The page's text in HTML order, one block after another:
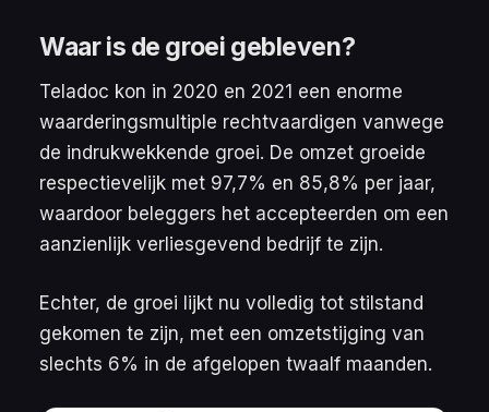
Waar is de groei gebleven?
Teladoc kon in 2020 en 2021 een enorme
waarderingsmultiple rechtvaardigen vanwege
de indrukwekkende groei. De omzet groeide
respectievelijk met 97,7% en 85,8% per jaar,
waardoor beleggers het accepteerden om een
aanzienlijk verliesgevend bedrijf te zijn.
Echter, de groei lijkt nu volledig tot stilstand
gekomen te zijn, met een omzetstijging van
slechts 6% in de afgelopen twaalf maanden.